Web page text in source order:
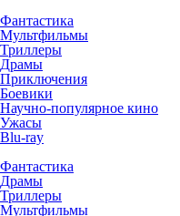
Фантастика
Мультфильмы
Триллеры
Драмы
Приключения
Боевики
Научно-популярное кино
Ужасы
Blu-ray
Фантастика
Драмы
Триллеры
Мультфильмы